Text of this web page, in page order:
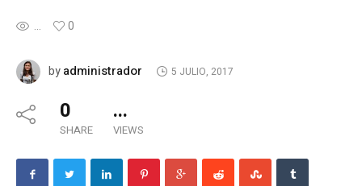
... 0
byadministrador 5 JULIO, 2017
0
SHARE
...
VIEWS